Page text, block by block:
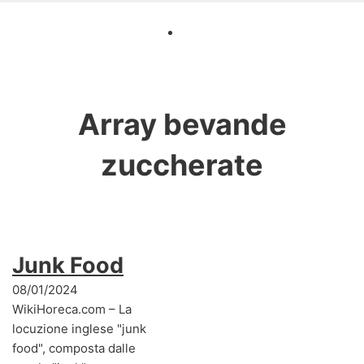
Array bevande
zuccherate
Junk Food
08/01/2024
WikiHoreca.com – La
locuzione inglese "junk
food", composta dalle